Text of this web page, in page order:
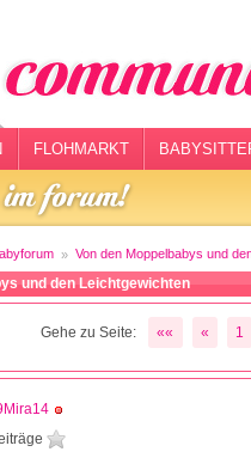
FLOHMARKT
Von den Moppelbabys und
und den Leichtgewichten
Gehe zu Seite: «« « 1